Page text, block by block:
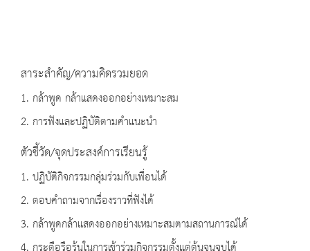
สาระสำคัญ/ความคิดรวมยอด
1. กล้าพูด กล้าแสดงออกอย่างเหมาะสม
2. การฟังและปฏิบัติตามคำแนะนำ
ตัวชี้วัด/จุดประสงค์การเรียนรู้
1. ปฏิบัติกิจกรรมกลุ่มร่วมกับเพื่อนได้
2. ตอบคำถามจากเรื่องราวที่ฟังได้
3. กล้าพูดกล้าแสดงออกอย่างเหมาะสมตามสถานการณ์ได้